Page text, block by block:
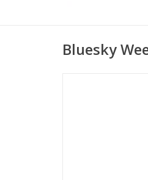
Bluesky